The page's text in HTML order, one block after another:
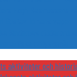
aktiviteter och